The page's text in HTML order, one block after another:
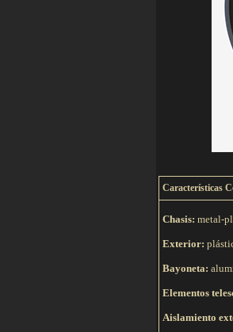
Características
Chasis: metal-
Exterior:
Bayoneta:
Elementos
Aislamiento